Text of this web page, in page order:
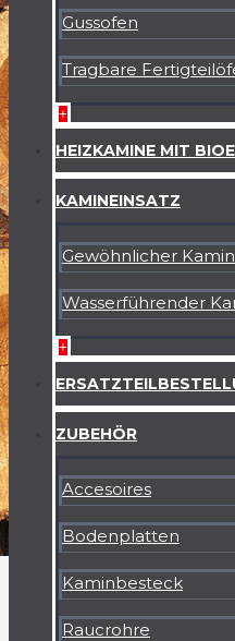
Gussofen
Tragbare
+
HEIZKAMINE MIT
KAMINEINSATZ
Gewöhnlicher
Wasserführender
+
ZUBEHÖR
Accesoires
Bodenplatten
Kaminbesteck
Raucrohre